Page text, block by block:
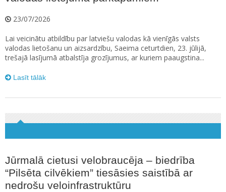
23/07/2026
Lai veicinātu atbildību par latviešu valodas kā vienīgās valsts
valodas lietošanu un aizsardzību, Saeima ceturtdien, 23. jūlijā,
trešajā lasījumā atbalstīja grozījumus, ar kuriem paaugstina...
Lasīt tālāk
Jūrmalā cietusi velobraucēja – biedrība
“Pilsēta cilvēkiem” tiesāsies saistībā ar
nedrošu veloinfrastruktūru